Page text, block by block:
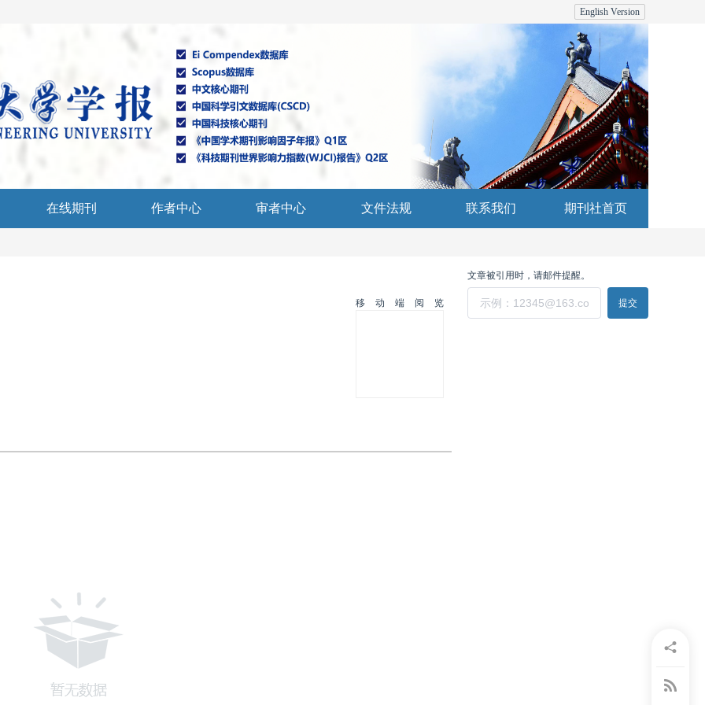
English Version
在线期刊 作者中心 审者中心 文件法规 联系我们 期刊社首页
移动端阅览
文章被引用时，请邮件提醒。
提交